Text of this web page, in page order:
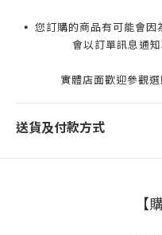
▪️ 您訂購的商品有可能會因
會以訂單訊息通
實體店面歡迎參觀
送貨及付款方式
【